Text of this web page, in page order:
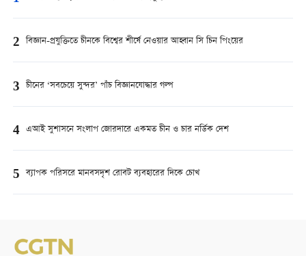
2 বিজ্ঞান-প্রযুক্তিতে চীনকে বিশ্বের শীর্ষে নেওয়ার আহ্বান সি চিন পিংয়ের
3 চীনের ‘সবচেয়ে সুন্দর’ পাঁচ বিজ্ঞানযোদ্ধার গল্প
4 এআই সুশাসনে সংলাপ জোরদারে একমত চীন ও চার নর্ডিক দেশ
5 ব্যাপক পরিসরে মানবসদৃশ রোবট ব্যবহারের দিকে চোখ